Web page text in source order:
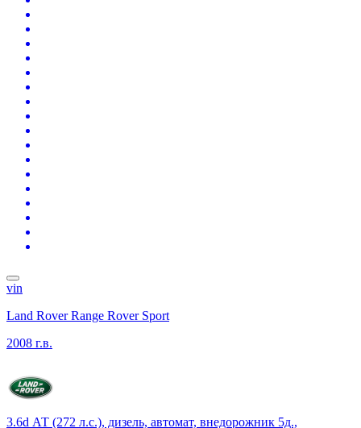
vin
Land Rover Range Rover Sport
2008 г.в.
3.6d АТ (272 л.с.), дизель, автомат, внедорожник 5д.,